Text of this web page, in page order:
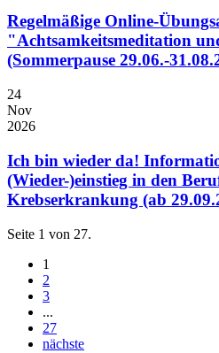
Regelmäßige Online-
"Achtsamkeitsmeditation
(Sommerpause 29.06.-
24
Nov
2026
Ich bin wieder da!
(Wieder-)einstieg in den
Krebserkrankung (ab
Seite 1 von 27.
1
2
3
...
27
nächste